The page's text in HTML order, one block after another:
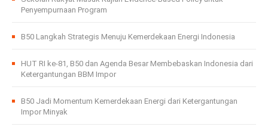
Penyempurnaan Program
B50 Langkah Strategis Menuju Kemerdekaan Energi Indonesia
HUT RI ke-81, B50 dan Agenda Besar Membebaskan Indonesia dari
Ketergantungan BBM Impor
B50 Jadi Momentum Kemerdekaan Energi dari Ketergantungan
Impor Minyak